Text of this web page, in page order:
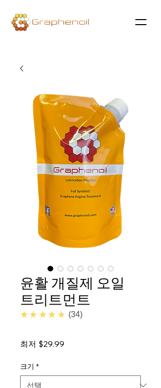
윤활 개질제 오일
트리트먼트
★★★★★ 4.7
34
최저 $29.99
크기 *